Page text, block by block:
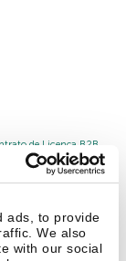
ads, to provide
We also
with our social
de Licença B2B
Cookies